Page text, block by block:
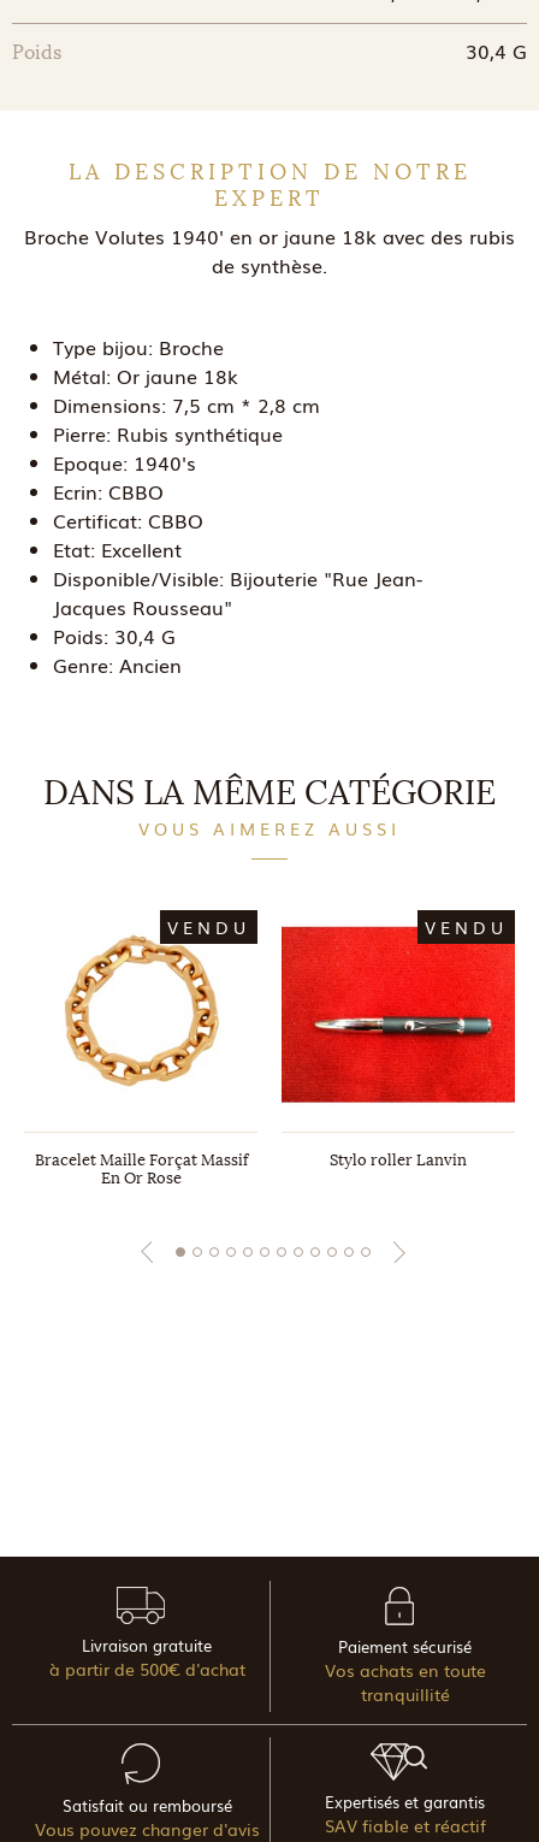
Poids 30,4 G
LA DESCRIPTION DE NOTRE
EXPERT
Broche Volutes 1940' en or jaune 18k avec des rubis
de synthèse.
Type bijou: Broche
Métal: Or jaune 18k
Dimensions: 7,5 cm * 2,8 cm
Pierre: Rubis synthétique
Epoque: 1940's
Ecrin: CBBO
Certificat: CBBO
Etat: Excellent
Disponible/Visible: Bijouterie "Rue Jean-
Jacques Rousseau"
Poids: 30,4 G
Genre: Ancien
DANS LA MÊME CATÉGORIE
VOUS AIMEREZ AUSSI
VENDU
Bracelet Maille Forçat Massif
En Or Rose
VENDU
Stylo roller Lanvin
Livraison gratuite
à partir de 500€ d'achat
Paiement sécurisé
Vos achats en toute
tranquillité
Satisfait ou remboursé
Vous pouvez changer d'avis
Expertisés et garantis
SAV fiable et réactif